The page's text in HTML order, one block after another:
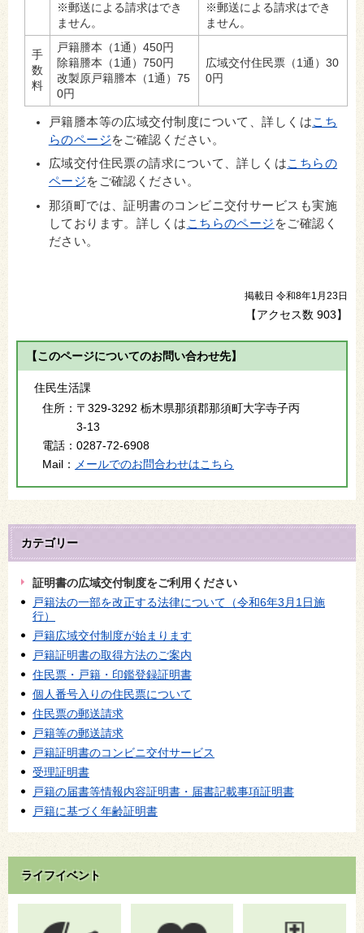
※郵送による請求はでき
ません。
※郵送による請求はでき
ません。
手
数
料
戸籍謄本（1通）450円
除籍謄本（1通）750円
改製原戸籍謄本（1通）75
0円
広域交付住民票（1通）30
0円
戸籍謄本等の広域交付制度について、詳しくはこち
らのページをご確認ください。
広域交付住民票の請求について、詳しくはこちらの
ページをご確認ください。
那須町では、証明書のコンビニ交付サービスも実施
しております。詳しくは こちらのページ をご確認く
ださい。
掲載日 令和8年1月23日
【アクセス数 903】
【このページについてのお問い合わせ先】
住民生活課
住所： 〒329-3292 栃木県那須郡那須町大字寺子丙
3-13
電話： 0287-72-6908
Mail：
メールでのお問合わせはこちら
カテゴリー
証明書の広域交付制度をご利用ください
戸籍法の一部を改正する法律について（令和6年3月1日施
行）
戸籍広域交付制度が始まります
戸籍証明書の取得方法のご案内
住民票・戸籍・印鑑登録証明書
個人番号入りの住民票について
住民票の郵送請求
戸籍等の郵送請求
戸籍証明書のコンビニ交付サービス
受理証明書
戸籍の届書等情報内容証明書・届書記載事項証明書
戸籍に基づく年齢証明書
ライフイベント